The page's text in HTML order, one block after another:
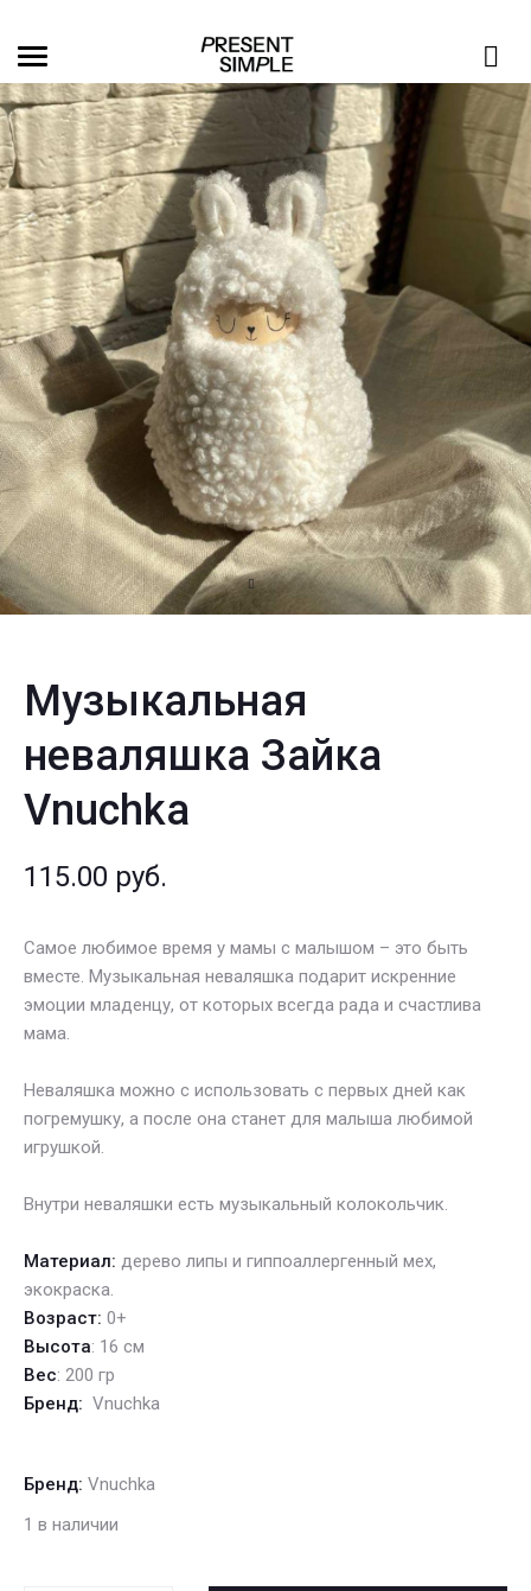
Музыкальная
неваляшка Зайка
Vnuchka
115.00 руб.
Самое любимое время у мамы с малышом – это быть
вместе. Музыкальная неваляшка подарит искренние
эмоции младенцу, от которых всегда рада и счастлива
мама.
Неваляшка можно с использовать с первых дней как
погремушку, а после она станет для малыша любимой
игрушкой.
Внутри неваляшки есть музыкальный колокольчик.
Материал: дерево липы и гиппоаллергенный мех,
экокраска.
Возраст: 0+
Высота: 16 см
Вес: 200 гр
Бренд: Vnuchka
Бренд: Vnuchka
1 в наличии